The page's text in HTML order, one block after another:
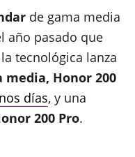
de gama media
año pasado que
tecnológica lanza
media, Honor 200
días, y una
200 Pro.